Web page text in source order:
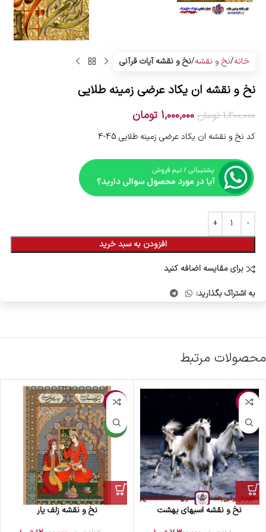
خانه نخ و نقشه نخ و نقشه آیات قرآنی
نخ و نقشه ان یکاد عرضی زمینه طلایی
1,200,000 تومان 1,000,000 تومان
کد نخ و نقشه ان یکاد عرضی زمینه طلایی 45-4
افزودن به سبد خرید
برای مقایسه اضافه کنید
به اشتراک بگذارید:
محصولات مرتبط
-6%
نخ و نقشه اسبهای بهشت
-3%
جدید
نخ و نقشه زلف یار